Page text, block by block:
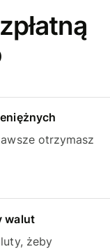
otrzymasz
walut
żeby